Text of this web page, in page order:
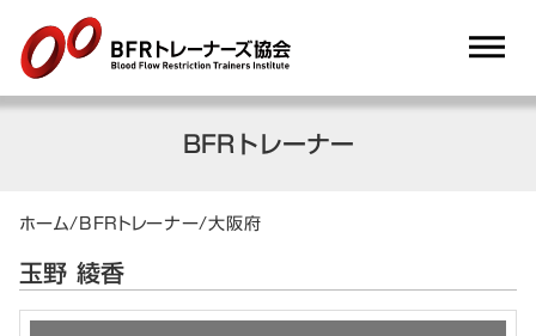
dehaze
BFRトレーナー
ホーム/BFRトレーナー/大阪府
玉野 綾香